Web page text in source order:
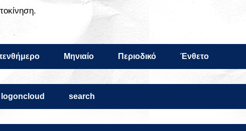
Μηνιαίο Περιοδικό Ένθετο
logoncloud search